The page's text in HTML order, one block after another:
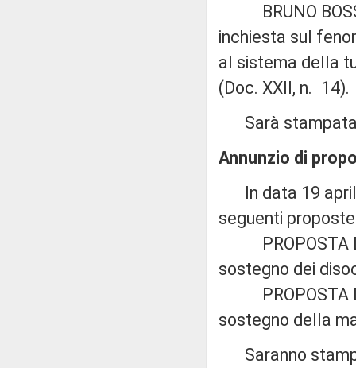
BRUNO
inchiesta sul
al sistema della
(Doc. XXII, n. 14).
Sarà stampata
Annunzio di
In data 19
seguenti
PROPOSTA DI
sostegno dei
PROPOSTA DI
sostegno della
Saranno